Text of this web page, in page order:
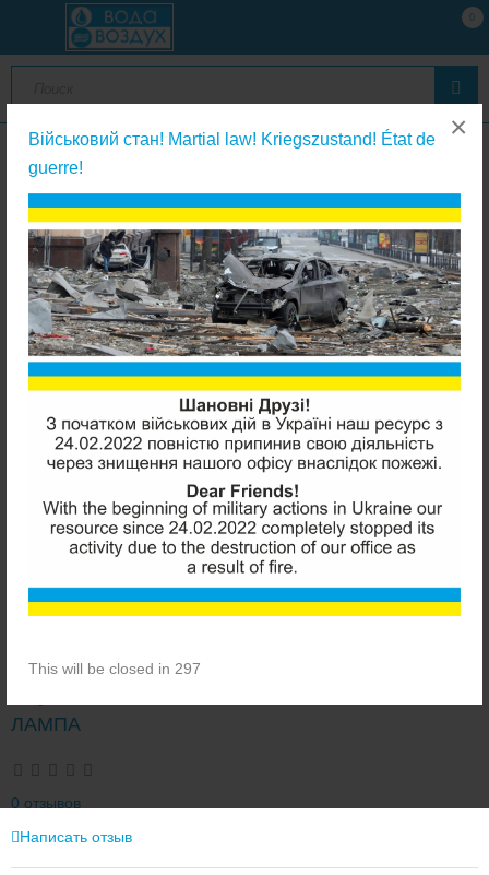
Військовий стан! Martial law! Kriegszustand! État de
guerre!
This will be closed in 296
×
0
Ультрафиолетовые лампы в сборе
Viqua Sterilight VT1/2 УФ лампа 0,12-0,45 м3/час
ЛАМПА
0 отзывов
Написать отзыв